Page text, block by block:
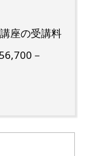
座の受講料
－